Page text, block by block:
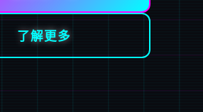
了解更多